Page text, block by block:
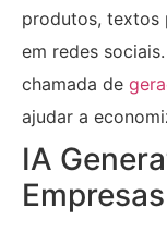
produtos, textos
em redes
chamada de
ajudar a
IA
Empresas